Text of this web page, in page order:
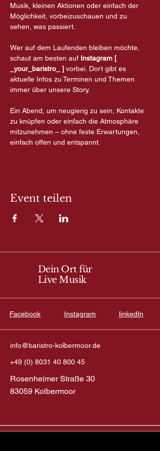
Musik, kleinen Aktionen oder einfach der
Möglichkeit, vorbeizuschauen und zu
sehen, was passiert.
Wer auf dem Laufenden bleiben möchte,
schaut am besten auf Instagram [
_your_baristro_ ] vorbei. Dort gibt es
aktuelle Infos zu Terminen und Themen
immer über unsere Story.
Ein Abend, um neugierig zu sein, Kontakte
zu knüpfen oder einfach die Atmosphäre
mitzunehmen – ohne feste Erwartungen,
einfach offen und entspannt.
Event teilen
Dein Ort für
Live Musik
Facebook Instagram linkedIn
info@baristro-kolbermoor.de
+49 (0) 8031 40 800 45
Rosenheimer Straße 30
83059 Kolbermoor